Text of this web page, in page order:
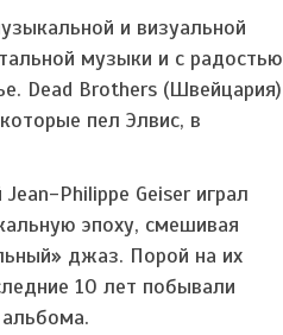
и визуальной
музыки и с радостью
Dead Brothers (Швейцария)
пел Элвис, в
Philippe Geiser играл
эпоху, смешивая
джаз. Порой на их
10 лет побывали